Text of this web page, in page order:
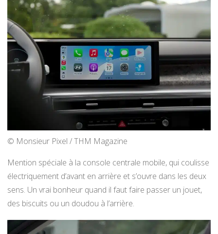
© Monsieur Pixel / THM Magazine
Mention spéciale à la console centrale mobile, qui coulisse
électriquement d’avant en arrière et s’ouvre dans les deux
sens. Un vrai bonheur quand il faut faire passer un jouet,
des biscuits ou un doudou à l’arrière.